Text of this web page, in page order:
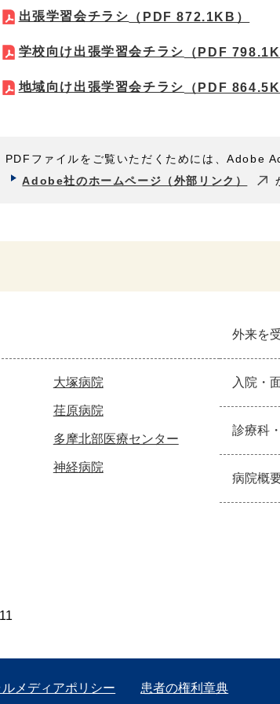
出張学習会チラシ （PDF 872.1KB）
学校向け出張学習会チラシ （PDF
地域向け出張学習会チラシ （PDF
PDFファイルをご覧いただくためには、Adobe
Adobe社のホームページ（外部リンク）
大塚病院
荏原病院
多摩北部医療センター
神経病院
外来を
入院・
診療科
病院概
メディアポリシー 患者の権利章典